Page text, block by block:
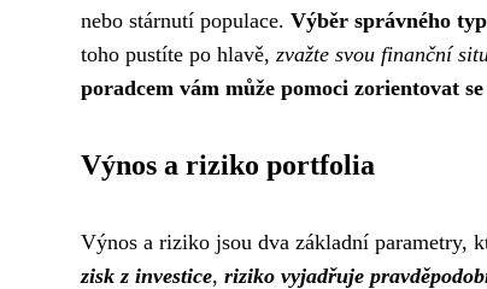
nebo stárnutí populace. Výběr správného
toho pustíte po hlavě, zvažte svou finanční
poradcem vám může pomoci zorientovat
Výnos a riziko portfolia
Výnos a riziko jsou dva základní parametry,
zisk z investice, riziko vyjadřuje